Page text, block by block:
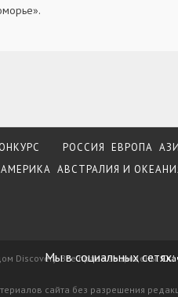
РОССИЯ ЕВРОПА
АВСТРАЛИЯ И
Discovery. Все права защищены.
сайта без разрешения
Мы в социальных сетях: